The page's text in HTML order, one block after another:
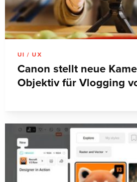
UI / UX
Canon stellt neue
Objektiv für Vlogging